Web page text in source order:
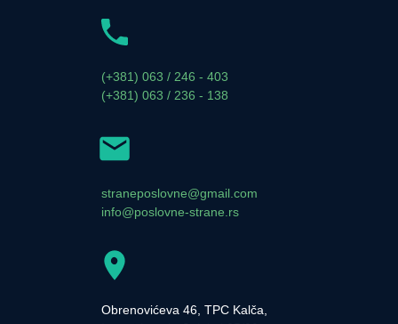
(+381) 063 / 246 - 403
(+381) 063 / 236 - 138
straneposlovne@gmail.com
info@poslovne-strane.rs
Obrenovićeva 46, TPC Kalča,